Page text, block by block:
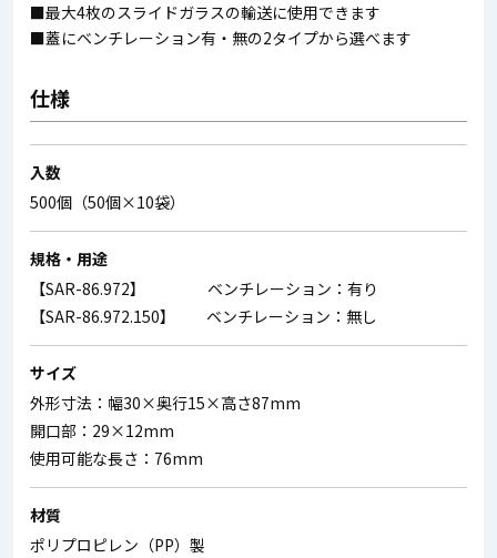
■最大4枚のスライドガラスの輸送に使用できます
■蓋にベンチレーション有・無の2タイプから選べます
仕様
入数
500個（50個×10袋）
規格・用途
【SAR-86.972】 ベンチレーション：有り
【SAR-86.972.150】 ベンチレーション：無し
サイズ
外形寸法：幅30×奥行15×高さ87mm
開口部：29×12mm
使用可能な長さ：76mm
材質
ポリプロピレン（PP）製